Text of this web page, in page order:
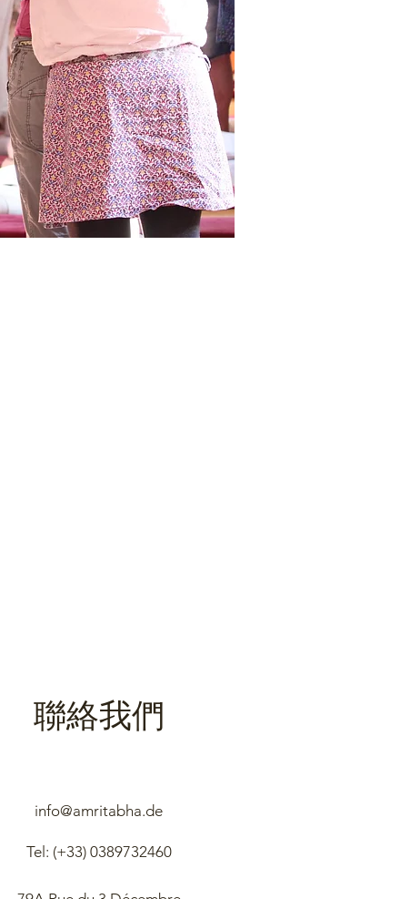
聯絡我們
Tel: (+33) 0389732460
info@amritabha.de